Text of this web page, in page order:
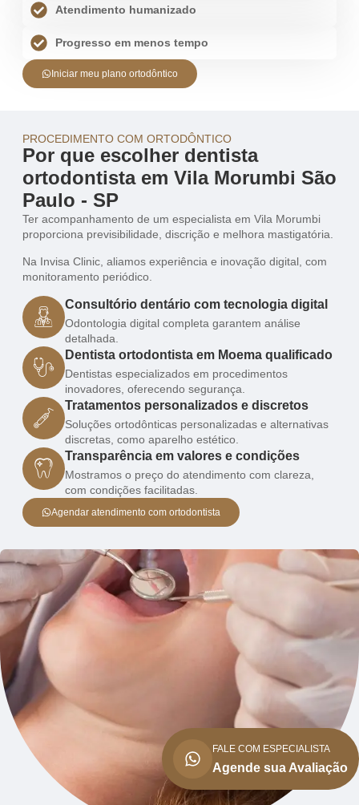
Atendimento humanizado
Progresso em menos tempo
Iniciar meu plano ortodôntico
PROCEDIMENTO COM ORTODÔNTICO
Por que escolher dentista
ortodontista em Vila Morumbi São
Paulo - SP
Ter acompanhamento de um especialista em Vila Morumbi
proporciona previsibilidade, discrição e melhora mastigatória.
Na Invisa Clinic, aliamos experiência e inovação digital, com
monitoramento periódico.
Consultório dentário com tecnologia digital
Odontologia digital completa garantem análise
detalhada.
Dentista ortodontista em Moema qualificado
Dentistas especializados em procedimentos
inovadores, oferecendo segurança.
Tratamentos personalizados e discretos
Soluções ortodônticas personalizadas e alternativas
discretas, como aparelho estético.
Transparência em valores e condições
Mostramos o preço do atendimento com clareza,
com condições facilitadas.
Agendar atendimento com ortodontista
FALE COM ESPECIALISTA
Agende sua Avaliação